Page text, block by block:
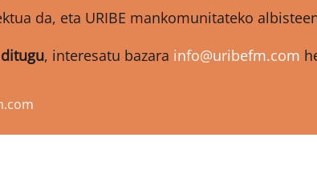
da, eta URIBE mankomunitateko
, interesatu bazara info@uribefm.com